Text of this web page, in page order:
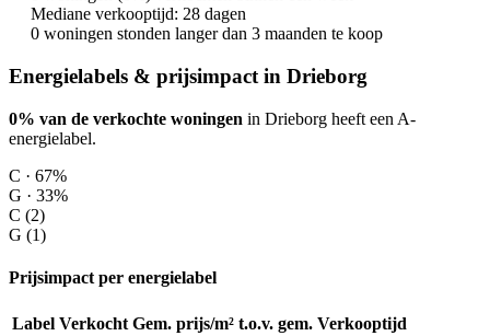
Mediane verkooptijd: 28 dagen
0 woningen stonden langer dan 3 maanden te koop
Energielabels & prijsimpact in Drieborg
0% van de verkochte woningen in Drieborg heeft een A-
energielabel.
C · 67%
G · 33%
C (2)
G (1)
Prijsimpact per energielabel
Label Verkocht Gem. prijs/m² t.o.v. gem. Verkooptijd